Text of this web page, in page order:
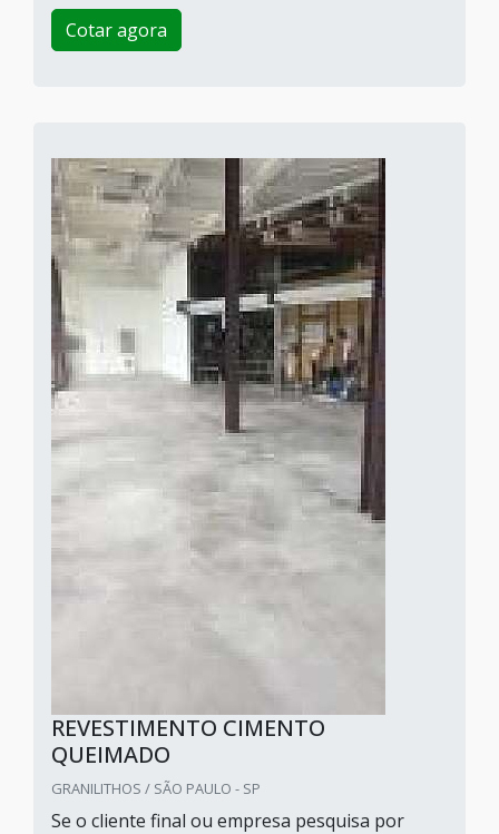
Cotar agora
REVESTIMENTO CIMENTO
QUEIMADO
GRANILITHOS / SÃO PAULO - SP
Se o cliente final ou empresa pesquisa por